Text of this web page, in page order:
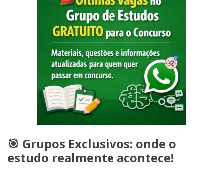
🎯 Grupos Exclusivos: onde o
estudo realmente acontece!